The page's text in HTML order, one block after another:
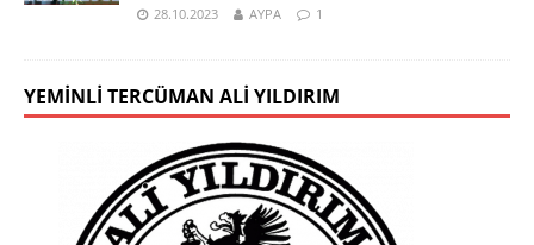
28.10.2023 AYPA 1
YEMINLI TERCÜMAN ALI YILDIRIM